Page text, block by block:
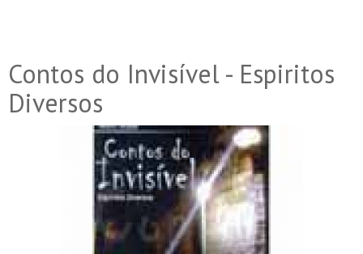
Contos do Invisível - Espiritos
Diversos